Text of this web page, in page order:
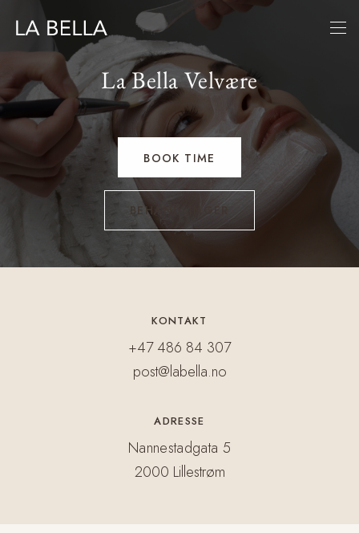
La Bella Velvære
BOOK TIME
BEHANDLINGER
KONTAKT
+47 486 84 307
post@labella.no
ADRESSE
Nannestadgata 5
2000 Lillestrøm